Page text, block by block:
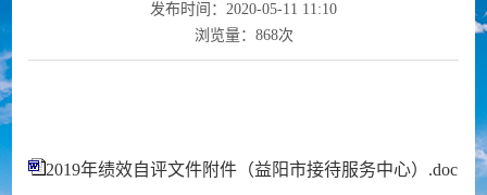
发布时间：2020-05-11 11:10
浏览量： 868次
2019年绩效自评文件附件（益阳市接待服务中心）.doc